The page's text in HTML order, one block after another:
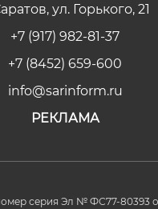
ул. Горького, 21
+7 (917) 982-81-37
+7 (8452) 659-600
info@sarinform.ru
РЕКЛАМА
серия Эл № ФС77-80393